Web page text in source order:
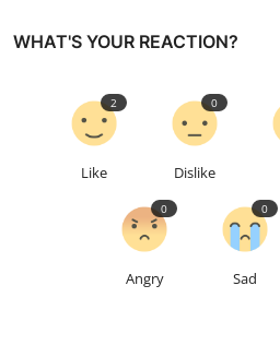
WHAT'S YOUR REACTION?
Like
2
Dislike
0
Angry
0
Sad
0